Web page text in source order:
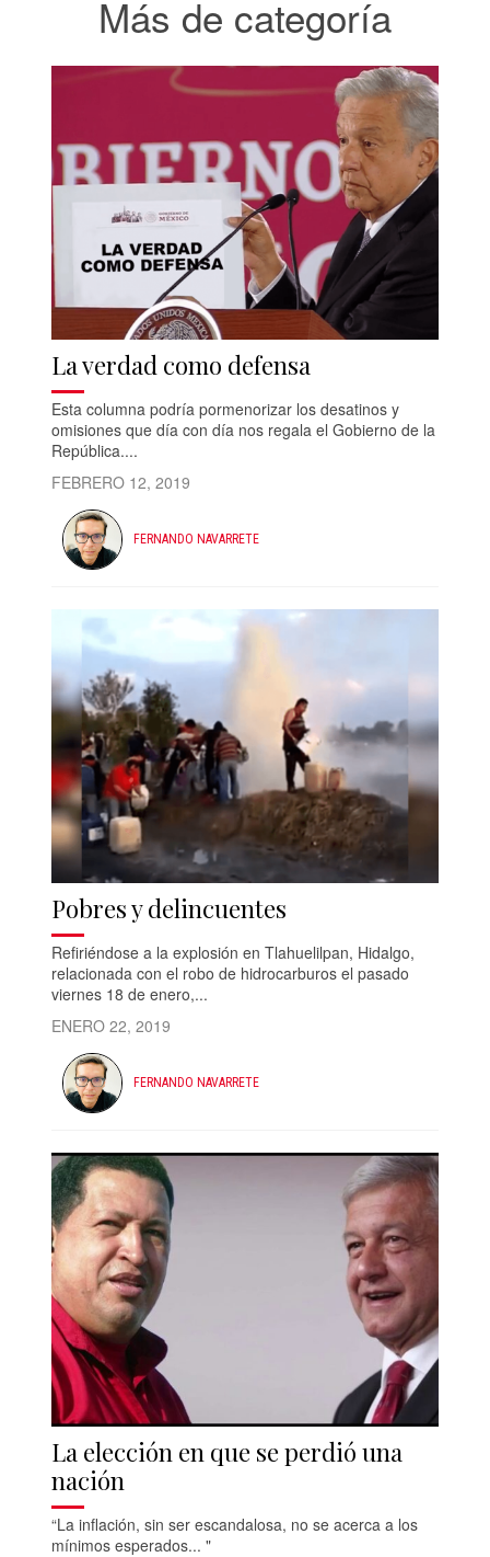
Más de categoría
La verdad como defensa
Esta columna podría pormenorizar los desatinos y
omisiones que día con día nos regala el Gobierno de la
República....
FEBRERO 12, 2019
FERNANDO NAVARRETE
Pobres y delincuentes
Refiriéndose a la explosión en Tlahuelilpan, Hidalgo,
relacionada con el robo de hidrocarburos el pasado
viernes 18 de enero,...
ENERO 22, 2019
FERNANDO NAVARRETE
La elección en que se perdió una
nación
“La inflación, sin ser escandalosa, no se acerca a los
mínimos esperados... "